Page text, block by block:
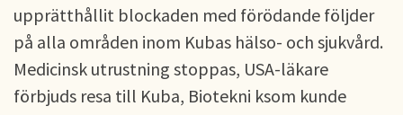
upprätthållit blockaden med förödande följder
på alla områden inom Kubas hälso- och sjukvård.
Medicinsk utrustning stoppas, USA-läkare
förbjuds resa till Kuba, Biotekni ksom kunde